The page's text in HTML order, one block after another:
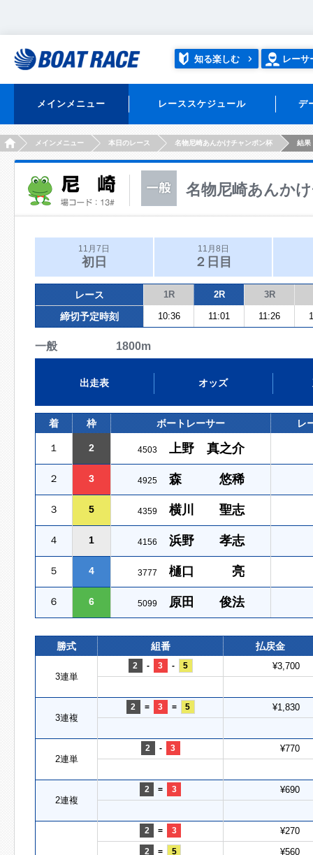
知る楽しむ レーサ
メインメニュー レーススケジュール デ
HOMEメインメニュー 本日のレース 名物尼崎あんかけチャンポン杯 結果
名物尼崎あんか
11月7日
初日
11月8日
２日目
レース 1R 2R 3R
締切予定時刻 10:36 11:01 11:26
一般 1800m
出走表 オッズ
着 枠 ボートレーサー レ
１ 2 4503 上野 真之介
２ 3 4925 森 悠稀
３ 5 4359 横川 聖志
４ 1 4156 浜野 孝志
５ 4 3777 樋口 亮
６ 6 5099 原田 俊法
勝式 組番 払戻金
3連単
2 - 3 - 5 ¥3,700
3連複
2 = 3 = 5 ¥1,830
2連単
2 - 3 ¥770
2連複
2 = 3 ¥690
2 = 3 ¥270
2 = 5 ¥560